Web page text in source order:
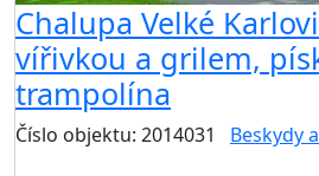
Chalupa Velké
vířivkou a grilem,
trampolína
Číslo objektu: 2014031 Beskydy